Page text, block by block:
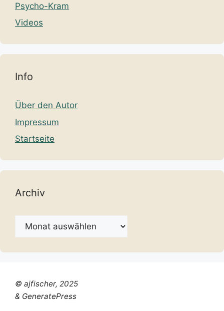
Psycho-Kram
Videos
Info
Über den Autor
Impressum
Startseite
Archiv
Archiv
© ajfischer, 2025
& GeneratePress